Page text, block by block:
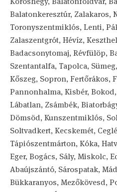
Balatonkeresztúr, Zalakaros,
Toronyszentmiklós, Lenti,
Zalaszentgrót, Hévíz,
Badacsonytomaj, Révfülöp,
Szentantalfa, Tapolca,
Kőszeg, Sopron, Fertőrákos,
Pannonhalma, Kisbér,
Lábatlan, Zsámbék,
Dömsöd, Kunszentmiklós,
Soltvadkert, Kecskemét,
Tápiószentmárton, Kóka,
Eger, Bogács, Sály, Miskolc,
Abaújszántó, Sárospatak,
Bükkaranyos, Mezőkövesd,